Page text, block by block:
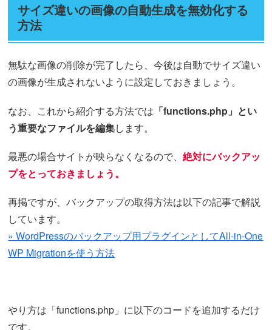
サイズ違いの画像の自動生成を無効化する
方法
無駄な画像の削除が完了したら、今後は自動でサイズ違い
の画像が生成されないように設定しておきましょう。
なお、これから紹介する方法では 「functions.php」とい
う重要なファイルを編集します。
最悪の場合サイトが映らなくなるので、絶対にバックアッ
プをとっておきましょう。
再掲ですが、バックアップの取得方法は以下の記事で解説
しています。
» WordPressのバックアップ用プラグインとしてAll-in-One
WP Migrationを使う方法
やり方は「functions.php」に以下のコードを追加するだけ
です。